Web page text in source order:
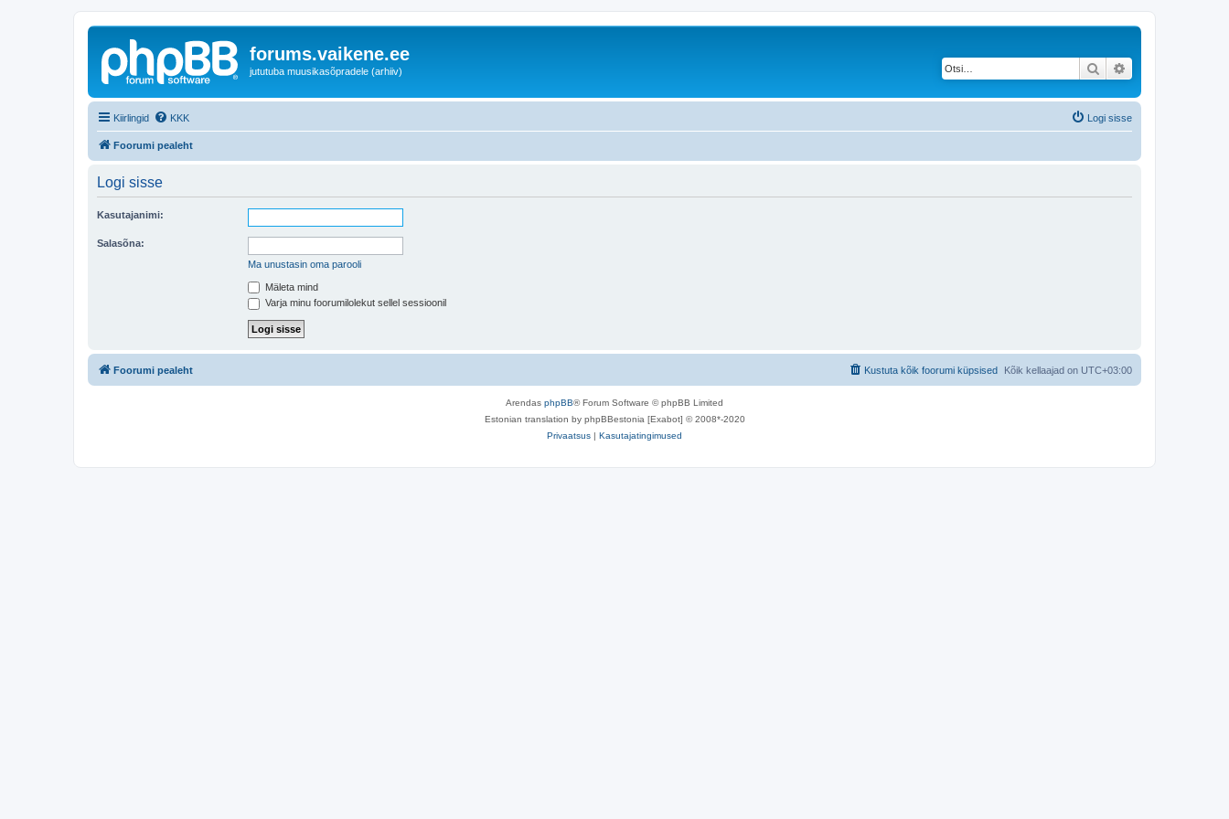
forums.vaikene.ee
jututuba muusikasõpradele (arhiiv) Otsi
Kiirlingid KKK Logi sisse
Foorumi pealeht
Logi sisse
Kasutajanimi:
Salasõna:
Ma unustasin oma parooli
Mäleta mind
Varja minu foorumilolekut sellel sessioonil
Foorumi pealeht Kõik kellaajad on UTC+03:00
Kustuta kõik foorumi küpsised
Arendas phpBB® Forum Software © phpBB Limited
Estonian translation by phpBBestonia [Exabot] © 2008*-2020
Privaatsus | Kasutajatingimused